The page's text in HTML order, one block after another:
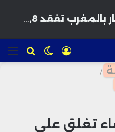
للبحث الوضع
المظلم
تسجيل
الدخول
/
تغلق على